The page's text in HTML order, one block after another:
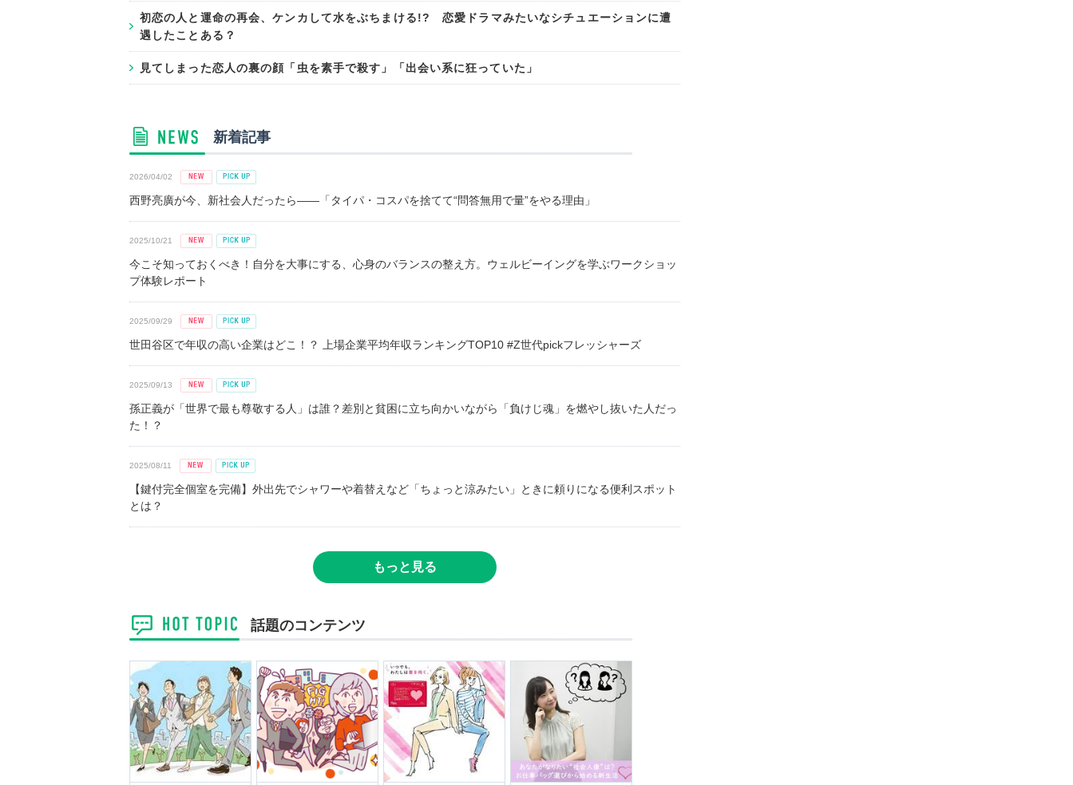
初恋の人と運命の再会、ケンカして水をぶちまける!? 恋愛ドラマみたいなシチュエーションに遭
遇したことある？
見てしまった恋人の裏の顔「虫を素手で殺す」「出会い系に狂っていた」
新着記事
2026/04/02
西野亮廣が今、新社会人だったら――「タイパ・コスパを捨てて“問答無用で量”をやる理由」
2025/10/21
今こそ知っておくべき！自分を大事にする、心身のバランスの整え方。ウェルビーイングを学ぶワークショッ
プ体験レポート
2025/09/29
世田谷区で年収の高い企業はどこ！？ 上場企業平均年収ランキングTOP10 #Z世代pickフレッシャーズ
2025/09/13
孫正義が「世界で最も尊敬する人」は誰？差別と貧困に立ち向かいながら「負けじ魂」を燃やし抜いた人だっ
た！？
2025/08/11
【鍵付完全個室を完備】外出先でシャワーや着替えなど「ちょっと涼みたい」ときに頼りになる便利スポット
とは？
もっと見る
話題のコンテンツ